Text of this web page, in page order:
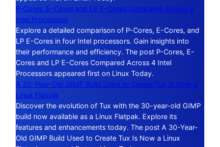
P-Cores, E-Cores and LP E-Cores Compared Across 4
Intel Processors
Explore a detailed comparison of P-Cores, E-Cores, and
LP E-Cores in four Intel processors. Gain insights into
their performance and efficiency. The post P-Cores, E-
Cores and LP E-Cores Compared Across 4 Intel
Processors appeared first on Linux Today.
A 30-Year-Old GIMP Build Used to Create Tux Is Now a
Linux Flatpak
Discover the evolution of Tux with the 30-year-old GIMP
build now available as a Linux Flatpak. Explore its
features and enhancements today. The post A 30-Year-
Old GIMP Build Used to Create Tux Is Now a Linux